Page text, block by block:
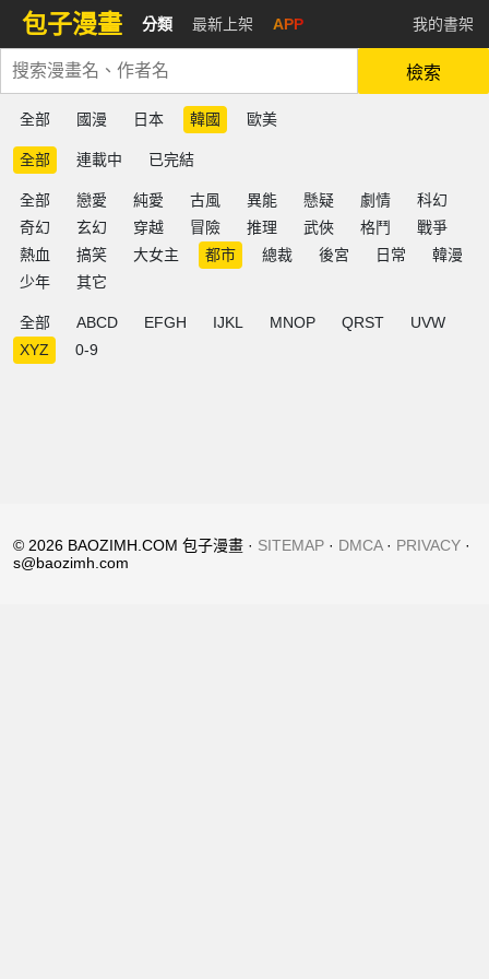
包子漫畫 分類 最新上架 APP 我的書架
檢索
全部 國漫 日本 韓國 歐美
全部 連載中 已完結
全部 戀愛 純愛 古風 異能 懸疑 劇情
科幻
奇幻
玄幻 穿越 冒險 推理 武俠 格鬥
戰爭
熱血
搞笑 大女主 都市 總裁 後宮 日常
韓漫
少年
其它
全部 ABCD EFGH IJKL MNOP QRST
UVW
XYZ
0-9
© 2026 BAOZIMH.COM 包子漫畫 · SITEMAP · DMCA· PRIVACY ·
s@baozimh.com